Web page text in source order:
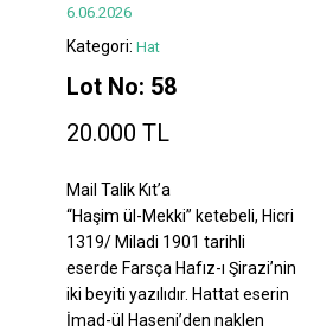
6.06.2026
Kategori: Hat
Lot No: 58
20.000 TL
Mail Talik Kıt’a
“Haşim ül-Mekki” ketebeli, Hicri
1319/ Miladi 1901 tarihli
eserde Farsça Hafız-ı Şirazi’nin
iki beyiti yazılıdır. Hattat eserin
İmad-ül Haseni’den naklen